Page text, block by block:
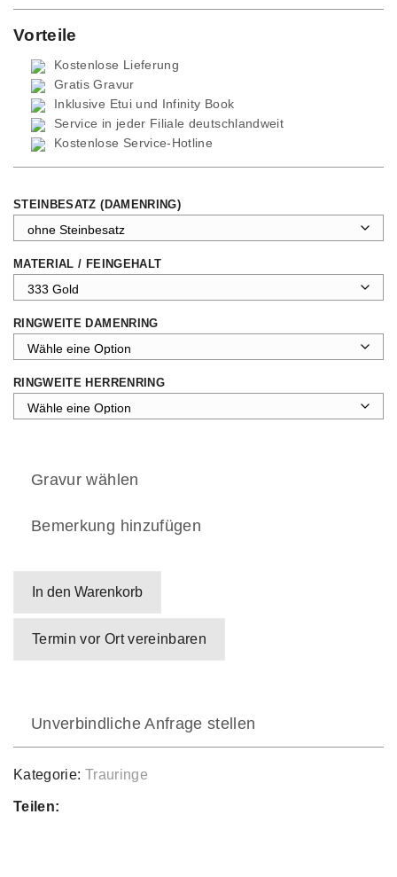
Vorteile
Kostenlose Lieferung
Gratis Gravur
Inklusive Etui und Infinity Book
Service in jeder Filiale deutschlandweit
Kostenlose Service-Hotline
STEINBESATZ (DAMENRING)
MATERIAL / FEINGEHALT
RINGWEITE DAMENRING
RINGWEITE HERRENRING
Gravur wählen
Bemerkung hinzufügen
In den Warenkorb
Termin vor Ort vereinbaren
Unverbindliche Anfrage stellen
Kategorie: Trauringe
Teilen: